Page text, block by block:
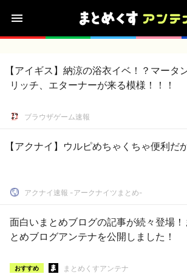
【アイギス】納涼の浴衣イベ！？マータ
リッチ、エターナーが来る模様！！！
ブラウザゲーム速報
【アクナイ】ウルピめちゃくちゃ便利だ
アクナイ速報 -アークナイツまとめ-
面白いまとめブログの記事が続々登場！
とめブログアンテナを公開しました！
おすすめ まとめくすアンテナ